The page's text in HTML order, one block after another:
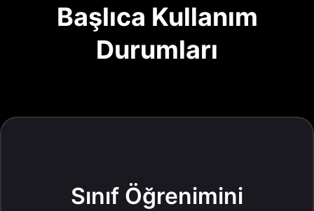
Başlıca Kullanım
Durumları
Sınıf Öğrenimini